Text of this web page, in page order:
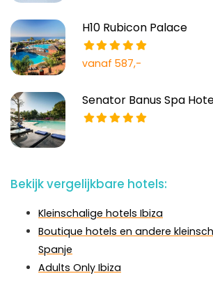
H10 Rubicon Palace
vanaf 587,-
Senator Banus Spa
Bekijk vergelijkbare hotels:
Kleinschalige hotels Ibiza
Boutique hotels en andere
Spanje
Adults Only Ibiza